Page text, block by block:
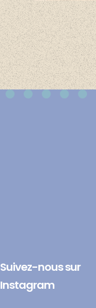
Suivez-nous sur
Instagram